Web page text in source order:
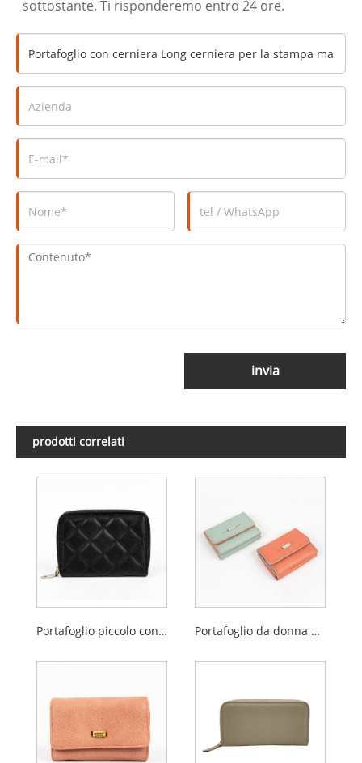
sottostante. Ti risponderemo entro 24 ore.
invia
prodotti correlati
Portafoglio piccolo con cerniera in PU trapuntato scozzese Portafoglio da donna a tre ante di piccole dimensioni in PU alla moda vintage